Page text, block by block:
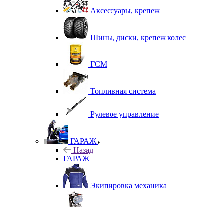
Аксессуары, крепеж
Шины, диски, крепеж колес
ГСМ
Топливная система
Рулевое управление
ГАРАЖ
Назад
ГАРАЖ
Экипировка механика